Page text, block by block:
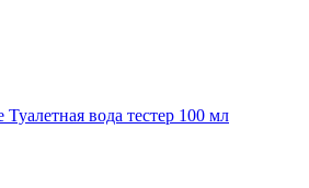
вода тестер 100 мл